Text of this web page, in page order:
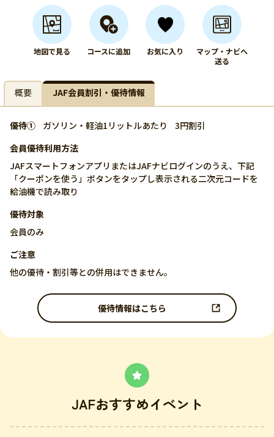
地図で見る コースに追加 お気に入り
マップ・ナビへ
送る
概要 JAF会員割引・優待情報
優待① ガソリン・軽油1リットルあたり
3円割引
会員優待利用方法
JAFスマートフォンアプリまたはJAFナビログインのうえ、下記
「クーポンを使う」ボタンをタップし表示される二次元コードを
給油機で読み取り
優待対象
会員のみ
ご注意
他の優待・割引等との併用はできません。
優待情報はこちら
JAFおすすめイベント